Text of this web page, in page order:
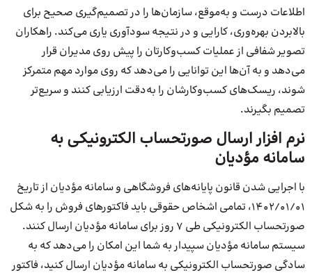
اطلاعات درست و به‌موقع، سازمان‌ها را در تصمیم‌گیری صحیح برای
بالابردن بهره‌وری، کارایی و در نتیجه سودآوری یاری می‌کند. راهکاران
تصویر شفافی از عملیات کسب‌وکارتان را پیش روی مدیران قرار
می‌دهد و به آن‌ها این توانایی را می‌دهد که روی موارد مهم متمرکز
شوند، ریسک‌های کسب‌وکارشان را به‌دقت ارزیابی کنند و سریع‌تر
تصمیم بگیرند.
نرم افزار ارسال صورتحساب الکترونیکی به
سامانه مؤدیان
با اجرایی شدن قانون پایانه‌های فروشگاهی و سامانه مؤدیان از تاریخ
1402/01/01، تمامی اشخاص حقوقی باید فاکتورهای فروش را به شکل
صورتحساب الکترونیکی طی 7 روز برای سامانه مؤدیان ارسال کنند.
سیستم سامانه مؤدیان سپیدار به شما این امکان را می‌دهد که به
سادگی صورتحساب الکترونیکی به سامانه مؤدیان ارسال کنید، فاکتور